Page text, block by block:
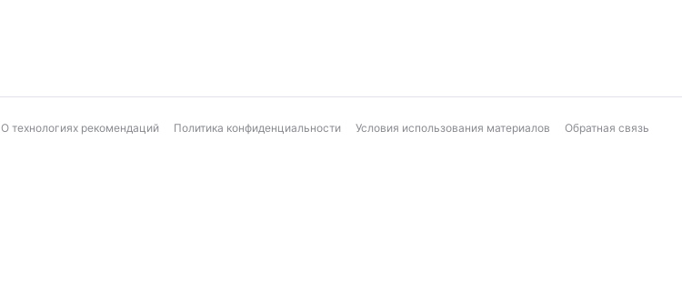
О технологиях рекомендаций Политика конфиденциальности Условия использования материалов Обратная связь